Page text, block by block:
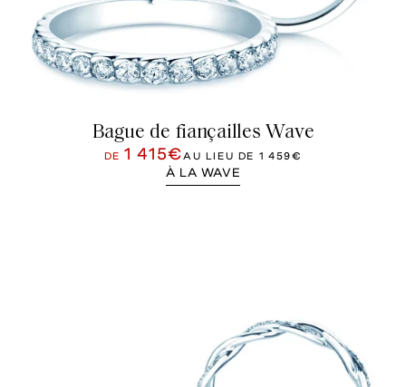
Bague de fiançailles Wave
DE1 415€AU LIEU DE 1 459€
À LA WAVE